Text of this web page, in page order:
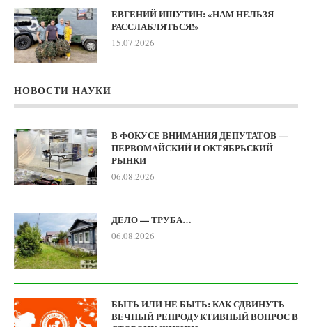
ЕВГЕНИЙ ИШУТИН: «НАМ НЕЛЬЗЯ
РАССЛАБЛЯТЬСЯ!»
15.07.2026
НОВОСТИ НАУКИ
В ФОКУСЕ ВНИМАНИЯ ДЕПУТАТОВ —
ПЕРВОМАЙСКИЙ И ОКТЯБРЬСКИЙ
РЫНКИ
06.08.2026
ДЕЛО — ТРУБА…
06.08.2026
БЫТЬ ИЛИ НЕ БЫТЬ: КАК СДВИНУТЬ
ВЕЧНЫЙ РЕПРОДУКТИВНЫЙ ВОПРОС В